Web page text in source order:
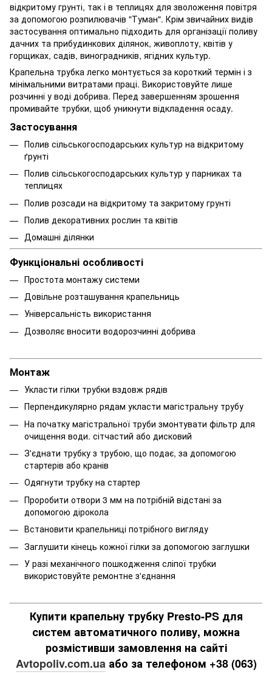
відкритому грунті, так і в теплицях для зволоження повітря
за допомогою розпилювачів "Туман". Крім звичайних видів
застосування оптимально підходить для організації поливу
дачних та прибудинкових ділянок, живоплоту, квітів у
горщиках, садів, виноградників, ягідних культур.
Крапельна трубка легко монтується за короткий термін і з
мінімальними витратами праці. Використовуйте лише
розчинні у воді добрива. Перед завершенням зрошення
промивайте трубки, щоб уникнути відкладення осаду.
Застосування
Полив сільськогосподарських культур на відкритому
ґрунті
Полив сільськогосподарських культур у парниках та
теплицях
Полив розсади на відкритому та закритому грунті
Полив декоративних рослин та квітів
Домашні ділянки
Функціональні особливості
Простота монтажу системи
Довільне розташування крапельниць
Універсальність використання
Дозволяє вносити водорозчинні добрива
Монтаж
Укласти гілки трубки вздовж рядів
Перпендикулярно рядам укласти магістральну трубу
На початку магістральної труби змонтувати фільтр для
очищення води. сітчастий або дисковий
З'єднати трубку з трубою, що подає, за допомогою
стартерів або кранів
Одягнути трубку на стартер
Проробити отвори 3 мм на потрібній відстані за
допомогою дірокола
Встановити крапельниці потрібного вигляду
Заглушити кінець кожної гілки за допомогою заглушки
У разі механічного пошкодження сліпої трубки
використовуйте ремонтне з'єднання
Купити крапельну трубку Presto-PS для
систем автоматичного поливу, можна
розмістивши замовлення на сайті
Avtopoliv.com.uaабо за телефоном +38 (063)